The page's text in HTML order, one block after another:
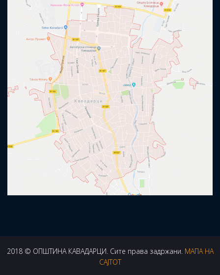
2018 © ОПШТИНА КАВАДАРЦИ. Сите права задржани. МАПА НА
САЈТОТ